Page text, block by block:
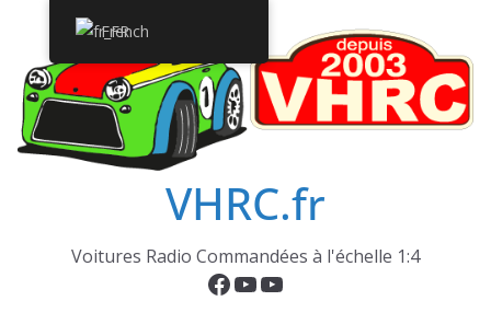
contenu
VHRC.fr
Voitures Radio Commandées à l'échelle 1:4
Facebook
YouTube
YouTube
French